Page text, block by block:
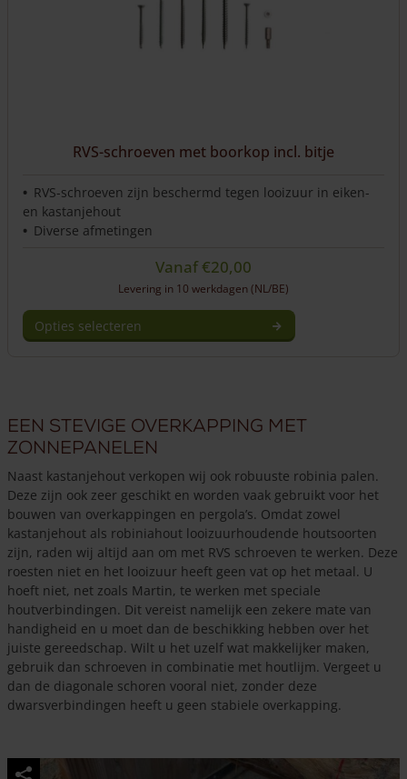
RVS-schroeven met boorkop incl. bitje
RVS-schroeven zijn beschermd tegen looizuur in eiken-
en kastanjehout
Diverse afmetingen
Vanaf€20,00
Levering in 10 werkdagen (NL/BE)
Opties selecteren
variaties.
Deze
kan
gekozen
worden
op
de
productpagina
Een stevige overkapping met
zonnepanelen
Naast kastanjehout verkopen wij ook robuuste robinia palen.
Deze zijn ook zeer geschikt en worden vaak gebruikt voor het
bouwen van overkappingen en pergola’s. Omdat zowel
kastanjehout als robiniahout looizuurhoudende houtsoorten
zijn, raden wij altijd aan om met RVS schroeven te werken. Deze
roesten niet en het looizuur heeft geen vat op het metaal. U
hoeft niet, net zoals Martin, te werken met speciale
houtverbindingen. Dit vereist namelijk een zekere mate van
handigheid en u moet dan de beschikking hebben over het
juiste gereedschap. Wilt u het uzelf wat makkelijker maken,
gebruik dan schroeven in combinatie met houtlijm. Vergeet u
dan de diagonale schoren vooral niet, zonder deze
dwarsverbindingen heeft u geen stabiele overkapping.